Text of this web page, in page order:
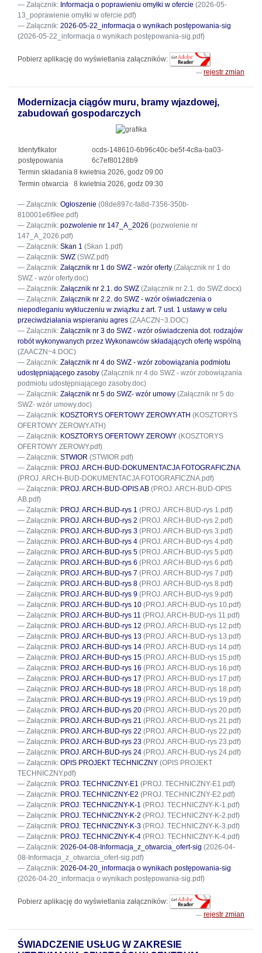
Załącznik: Informacja o poprawieniu omyłki w ofercie (2026-05-
13_poprawienie omyłki w ofercie.pdf)
Załącznik: 2026-05-22_informacja o wynikach postępowania-sig
(2026-05-22_informacja o wynikach postępowania-sig.pdf)
Pobierz aplikację do wyświetlania załączników:
rejestr zmian
Modernizacja ciągów muru, bramy wjazdowej,
zabudowań gospodarczych
Identyfikator
postępowania
ocds-148610-6b96c40c-be5f-4c8a-ba03-
6c7ef80128b9
Termin składania8 kwietnia 2026, godz 09:00
Termin otwarcia
8 kwietnia 2026, godz 09:30
Załącznik: Ogłoszenie (08de897c-fa8d-7356-350b-
810001e6f9ee.pdf)
Załącznik: pozwolenie nr 147_A_2026 (pozwolenie nr
147_A_2026.pdf)
Załącznik: Skan 1 (Skan 1.pdf)
Załącznik: SWZ (SWZ.pdf)
Załącznik: Załącznik nr 1 do SWZ - wzór oferty (Załącznik nr 1 do
SWZ - wzór oferty.doc)
Załącznik: Załącznik nr 2.1. do SWZ (Załącznik nr 2.1. do SWZ.docx)
Załącznik: Załącznik nr 2.2. do SWZ - wzór oświadczenia o
niepodleganiu wykluczeniu w związku z art. 7 ust. 1 ustawy w celu
przeciwdziałania wspieraniu agres (ZAACZN~3.DOC)
Załącznik: Załącznik nr 3 do SWZ - wzór oświadczenia dot. rodzajów
robót wykonywanych przez Wykonawców składających ofertę wspólną
(ZAACZN~4.DOC)
Załącznik: Załącznik nr 4 do SWZ - wzór zobowiązania podmiotu
udostępniającego zasoby (Załącznik nr 4 do SWZ - wzór zobowiązania
podmiotu udostępniającego zasoby.doc)
Załącznik: Załącznik nr 5 do SWZ- wzór umowy (Załącznik nr 5 do
SWZ- wzór umowy.doc)
Załącznik: KOSZTORYS OFERTOWY ZEROWY.ATH (KOSZTORYS
OFERTOWY ZEROWY.ATH)
Załącznik: KOSZTORYS OFERTOWY ZEROWY (KOSZTORYS
OFERTOWY ZEROWY.pdf)
Załącznik: STWIOR (STWIOR.pdf)
Załącznik: PROJ. ARCH-BUD-DOKUMENTACJA FOTOGRAFICZNA
(PROJ. ARCH-BUD-DOKUMENTACJA FOTOGRAFICZNA.pdf)
Załącznik: PROJ. ARCH-BUD-OPIS AB (PROJ. ARCH-BUD-OPIS
AB.pdf)
Załącznik: PROJ. ARCH-BUD-rys 1 (PROJ. ARCH-BUD-rys 1.pdf)
Załącznik: PROJ. ARCH-BUD-rys 2 (PROJ. ARCH-BUD-rys 2.pdf)
Załącznik: PROJ. ARCH-BUD-rys 3 (PROJ. ARCH-BUD-rys 3.pdf)
Załącznik: PROJ. ARCH-BUD-rys 4 (PROJ. ARCH-BUD-rys 4.pdf)
Załącznik: PROJ. ARCH-BUD-rys 5 (PROJ. ARCH-BUD-rys 5.pdf)
Załącznik: PROJ. ARCH-BUD-rys 6 (PROJ. ARCH-BUD-rys 6.pdf)
Załącznik: PROJ. ARCH-BUD-rys 7 (PROJ. ARCH-BUD-rys 7.pdf)
Załącznik: PROJ. ARCH-BUD-rys 8 (PROJ. ARCH-BUD-rys 8.pdf)
Załącznik: PROJ. ARCH-BUD-rys 9 (PROJ. ARCH-BUD-rys 9.pdf)
Załącznik: PROJ. ARCH-BUD-rys 10 (PROJ. ARCH-BUD-rys 10.pdf)
Załącznik: PROJ. ARCH-BUD-rys 11 (PROJ. ARCH-BUD-rys 11.pdf)
Załącznik: PROJ. ARCH-BUD-rys 12 (PROJ. ARCH-BUD-rys 12.pdf)
Załącznik: PROJ. ARCH-BUD-rys 13 (PROJ. ARCH-BUD-rys 13.pdf)
Załącznik: PROJ. ARCH-BUD-rys 14 (PROJ. ARCH-BUD-rys 14.pdf)
Załącznik: PROJ. ARCH-BUD-rys 15 (PROJ. ARCH-BUD-rys 15.pdf)
Załącznik: PROJ. ARCH-BUD-rys 16 (PROJ. ARCH-BUD-rys 16.pdf)
Załącznik: PROJ. ARCH-BUD-rys 17 (PROJ. ARCH-BUD-rys 17.pdf)
Załącznik: PROJ. ARCH-BUD-rys 18 (PROJ. ARCH-BUD-rys 18.pdf)
Załącznik: PROJ. ARCH-BUD-rys 19 (PROJ. ARCH-BUD-rys 19.pdf)
Załącznik: PROJ. ARCH-BUD-rys 20 (PROJ. ARCH-BUD-rys 20.pdf)
Załącznik: PROJ. ARCH-BUD-rys 21 (PROJ. ARCH-BUD-rys 21.pdf)
Załącznik: PROJ. ARCH-BUD-rys 22 (PROJ. ARCH-BUD-rys 22.pdf)
Załącznik: PROJ. ARCH-BUD-rys 23 (PROJ. ARCH-BUD-rys 23.pdf)
Załącznik: PROJ. ARCH-BUD-rys 24 (PROJ. ARCH-BUD-rys 24.pdf)
Załącznik: OPIS PROJEKT TECHNICZNY (OPIS PROJEKT
TECHNICZNY.pdf)
Załącznik: PROJ. TECHNICZNY-E1 (PROJ. TECHNICZNY-E1.pdf)
Załącznik: PROJ. TECHNICZNY-E2 (PROJ. TECHNICZNY-E2.pdf)
Załącznik: PROJ. TECHNICZNY-K-1 (PROJ. TECHNICZNY-K-1.pdf)
Załącznik: PROJ. TECHNICZNY-K-2 (PROJ. TECHNICZNY-K-2.pdf)
Załącznik: PROJ. TECHNICZNY-K-3 (PROJ. TECHNICZNY-K-3.pdf)
Załącznik: PROJ. TECHNICZNY-K-4 (PROJ. TECHNICZNY-K-4.pdf)
Załącznik: 2026-04-08-Informacja_z_otwarcia_ofert-sig (2026-04-
08-Informacja_z_otwarcia_ofert-sig.pdf)
Załącznik: 2026-04-20_informacja o wynikach postępowania-sig
(2026-04-20_informacja o wynikach postępowania-sig.pdf)
Pobierz aplikację do wyświetlania załączników:
rejestr zmian
ŚWIADCZENIE USŁUG W ZAKRESIE